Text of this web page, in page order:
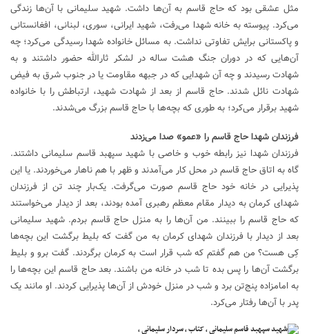
مثل عشقی بود که حاج قاسم به آن‌ها داشت. شهید سلیمانی با آن‌ها زندگی
می‌کرد. پیوسته به خانه شهدا می‌رفت، شهید ایرانی، سوری، لبنانی، افغانستانی
و پاکستانی برایش تفاوتی نداشت. به مسائل خانواده شهدا رسیدگی می‌کرد؛ چه
آن‌هایی که در دوران جنگ هشت ساله در لشکر ثارالله حضور داشتند و به
شهادت رسیدند و چه آن شهدایی که در جبهه مقاومت یا در جنوب شرق به فیض
شهادت نائل شدند. حاج قاسم از بعد از شهادت شهید، ارتباطش را با خانواده
شهید برقرار می‌کرد؛ به طوری که بچه‌ها با حاج قاسم بزرگ می‌شدند.
فرزندان شهدا حاج قاسم را «عمو» صدا می‌زدند
فرزندان شهدا نیز رابطه خوب و خاصی با شهید سپهبد قاسم سلیمانی داشتند.
گاه به اتاق حاج قاسم در محل کار می‌آمدند و ظهر با هم ناهار می‌خوردند. یا این
پذیرایی در خانه خود حاج قاسم صورت می‌گرفت. یک‌بار چند تن از فرزندان
شهدای کرمان به دیدار مقام معظم رهبری آمده بودند، بعد از دیدار می‌خواستند
که حاج قاسم را ببینند. من آن‌ها را به منزل حاج قاسم بردم. شهید سلیمانی
بعد از دیدار با فرزندان شهدای کرمان به من گفت که بلیط برگشت این بچه‌ها
کِی هست؟ من هم گفتم که شب قرار است به کرمان برگردند. گفت برو و بلیط
برگشت آن‌ها را پس بده تا شب در خانه من باشند. بعد حاج قاسم این بچه‌ها را
به امامزاده پنج‌تن برد و شب در منزل خودش از آن‌ها پذیرایی کردند. او مانند یک
پدر با آن‌ها رفتار می‌کرد.